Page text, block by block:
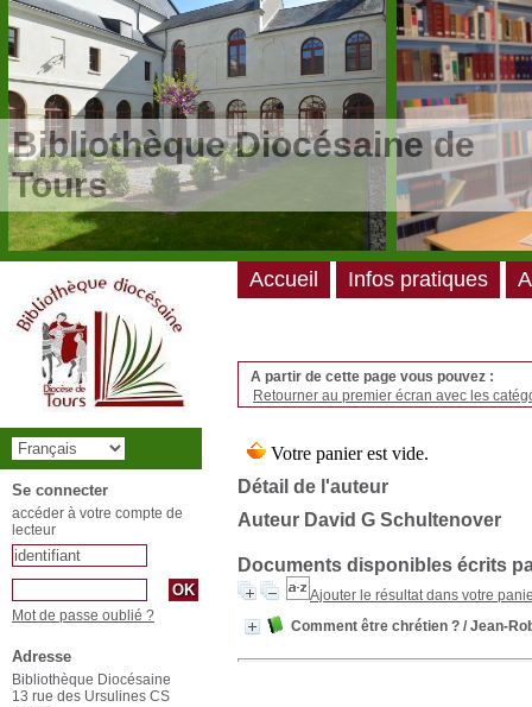
/**/
Bibliothèque Diocésaine de
Tours
A partir de cette page vous pouvez :
Retourner au premier écran avec les
Détail de l'auteur
Auteur David G Schultenover
Documents disponibles écrits
Ajouter le résultat dans votre
Comment être chrétien ? / Jean-
Accueil Infos pratiques
Se connecter
accéder à votre compte de
lecteur
Mot de passe oublié ?
Adresse
Bibliothèque Diocésaine
13 rue des Ursulines CS